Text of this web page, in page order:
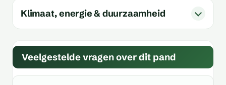
Klimaat, energie & duurzaamheid
Veelgestelde vragen over dit pand